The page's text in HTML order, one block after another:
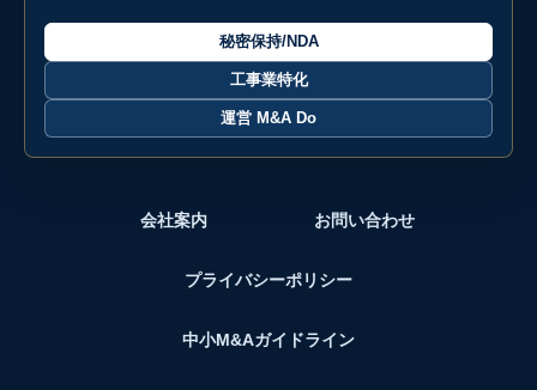
秘密保持/NDA
工事業特化
運営 M&A Do
会社案内 お問い合わせ
プライバシーポリシー
中小M&Aガイドライン